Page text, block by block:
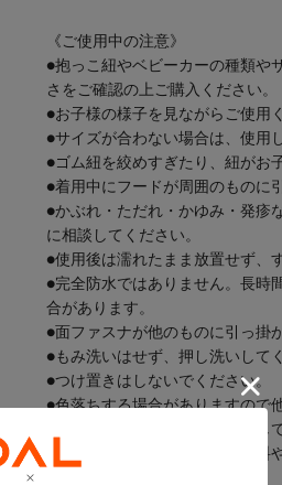
《ご使用中の注意》
●抱っこ紐やベビーカーの種類や
さをご確認の上ご購入ください。
●お子様の様子を見ながらご使用
●サイズが合わない場合は、使用
●ゴム紐を絞めすぎたり、紐がお
●着用中にフードが周囲のものに
●かぶれ・ただれ・かゆみ・発疹
に相談してください。
●使用後は濡れたまま放置せず、
●完全防水ではありません。長時
合があります。
●面ファスナが他のものに引っ掛
●もみ洗いはせず、押し洗いして
●つけ置きはしないでください。
●色落ちする場合がありますので
●洗濯後は直ちに形を整えて干し
●摩擦や雨・汗などで、他の衣